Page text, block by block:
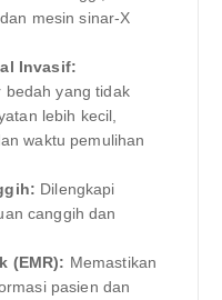
mesin sinar-X
Invasif:
bedah yang tidak
lebih kecil,
waktu pemulihan
Dilengkapi
canggih dan
(EMR): Memastikan
pasien dan